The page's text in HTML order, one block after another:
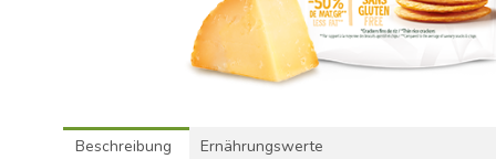
Beschreibung Ernährungswerte